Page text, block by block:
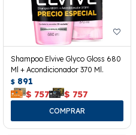
Shampoo Elvive Glyco Gloss 680
Ml + Acondicionador 370 Ml.
$ 891
$ 757 $ 757